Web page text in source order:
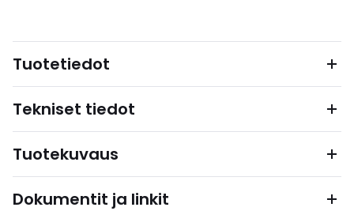
Tuotetiedot
Tekniset tiedot
Tuotekuvaus
Dokumentit ja linkit